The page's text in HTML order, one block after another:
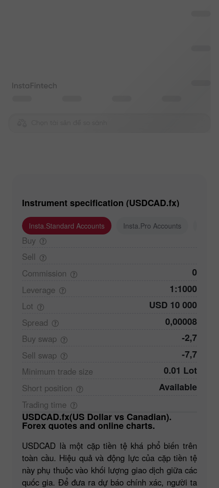
Instrument specification (USDCAD.fx)
Insta.Standard Accounts Insta.Pro Accounts
Buy
Sell
Commission
0
Leverage 1:1000
Lot USD 10 000
Spread 0,00008
Buy swap -2,7
Sell swap -7,7
Minimum trade size 0.01 Lot
Short position Available
Trading time
USDCAD.fx(US Dollar vs Canadian).
Forex quotes and online charts.
USDCAD là một cặp tiền tệ khá phổ biến trên
toàn cầu. Hiệu quả và động lực của cặp tiền tệ
này phụ thuộc vào khối lượng giao dịch giữa các
quốc gia. Để đưa ra dự báo chính xác, người ta